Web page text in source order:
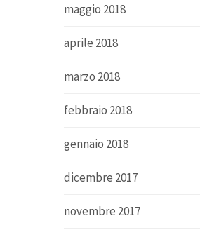
maggio 2018
aprile 2018
marzo 2018
febbraio 2018
gennaio 2018
dicembre 2017
novembre 2017